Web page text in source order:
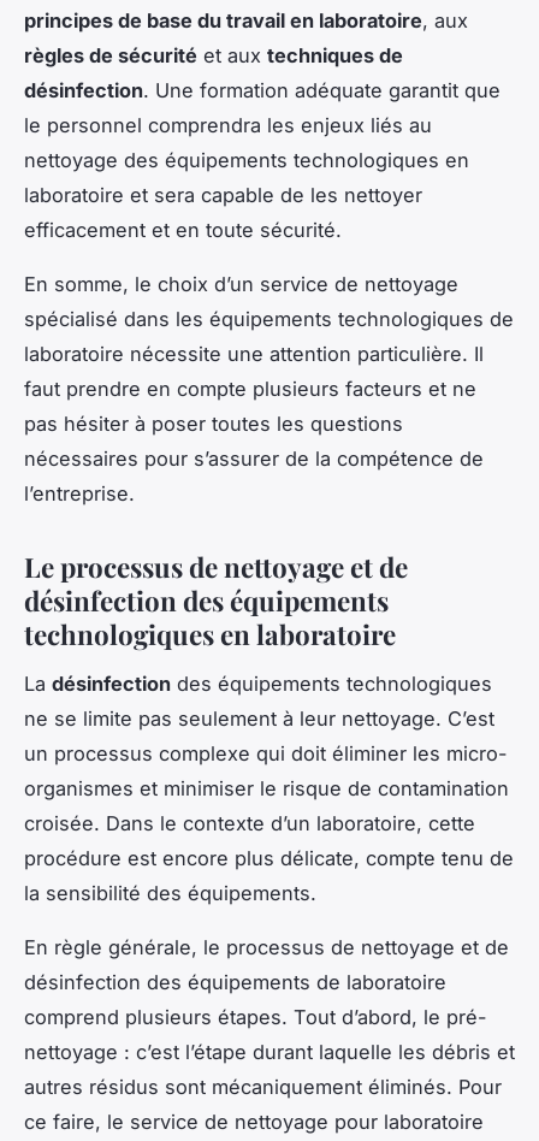
principes de base du travail en laboratoire, aux
règles de sécurité et aux techniques de
désinfection. Une formation adéquate garantit que
le personnel comprendra les enjeux liés au
nettoyage des équipements technologiques en
laboratoire et sera capable de les nettoyer
efficacement et en toute sécurité.
En somme, le choix d’un service de nettoyage
spécialisé dans les équipements technologiques de
laboratoire nécessite une attention particulière. Il
faut prendre en compte plusieurs facteurs et ne
pas hésiter à poser toutes les questions
nécessaires pour s’assurer de la compétence de
l’entreprise.
Le processus de nettoyage et de
désinfection des équipements
technologiques en laboratoire
La désinfection des équipements technologiques
ne se limite pas seulement à leur nettoyage. C’est
un processus complexe qui doit éliminer les micro-
organismes et minimiser le risque de contamination
croisée. Dans le contexte d’un laboratoire, cette
procédure est encore plus délicate, compte tenu de
la sensibilité des équipements.
En règle générale, le processus de nettoyage et de
désinfection des équipements de laboratoire
comprend plusieurs étapes. Tout d’abord, le pré-
nettoyage : c’est l’étape durant laquelle les débris et
autres résidus sont mécaniquement éliminés. Pour
ce faire, le service de nettoyage pour laboratoire